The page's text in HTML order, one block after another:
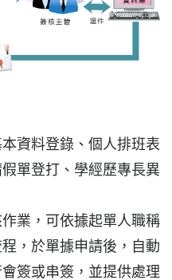
資料登錄、個人排班表
單登打、學經歷專長異
業，可依據起單人職稱
，於單據申請後，自動
簽或串簽，並提供處理